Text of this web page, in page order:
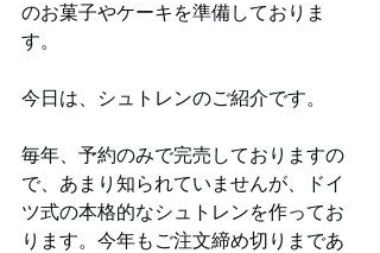
のお菓子やケーキを準備しておりま
す。
今日は、シュトレンのご紹介です。
毎年、予約のみで完売しておりますの
で、あまり知られていませんが、ドイ
ツ式の本格的なシュトレンを作ってお
ります。今年もご注文締め切りまであ